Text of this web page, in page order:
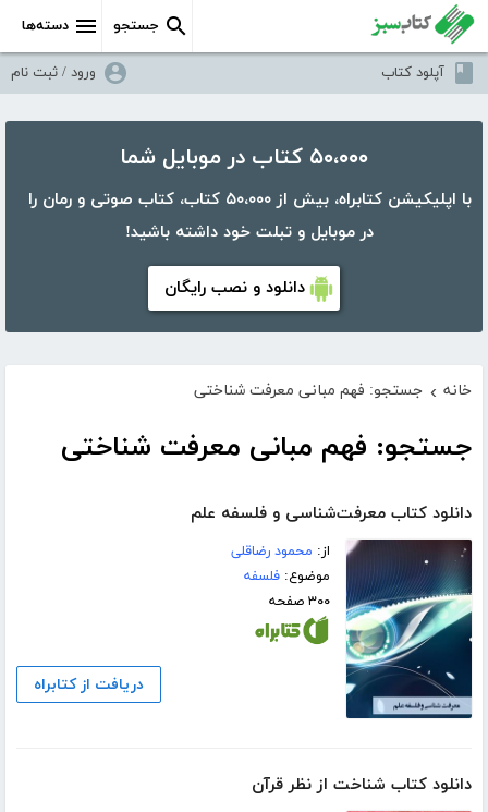
دسته‌ها جستجو
آپلود کتاب ورود / ثبت نام
۵۰،۰۰۰ کتاب در موبایل شما
با اپلیکیشن کتابراه، بیش از ۵۰،۰۰۰ کتاب، کتاب صوتی و رمان را
در موبایل و تبلت خود داشته باشید!
دانلود و نصب رایگان
خانه › جستجو: فهم مبانی معرفت شناختی
جستجو: فهم مبانی معرفت شناختی
دانلود کتاب معرفت‌شناسی و فلسفه علم
از: محمود رضاقلی
موضوع:فلسفه
۳۰۰ صفحه
دریافت از کتابراه
دانلود کتاب شناخت از نظر قرآن